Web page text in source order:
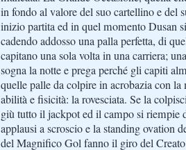
in fondo al valore del suo cartellino e del
inizio partita ed in quel momento Dusan
cadendo addosso una palla perfetta, di
capitano una sola volta in una carriera;
sogna la notte e prega perché gli capiti
quelle palle da colpire in acrobazia con la
abilità e fisicità: la rovesciata. Se la
giù tutto il jackpot ed il campo si riempie
applausi a scroscio e la standing ovation
del Magnifico Gol fanno il giro del Creato